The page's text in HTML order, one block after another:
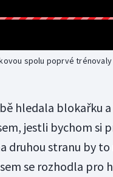
spolu poprvé trénovaly
hledala blokařku
jestli bychom si
druhou stranu by
se rozhodla pro